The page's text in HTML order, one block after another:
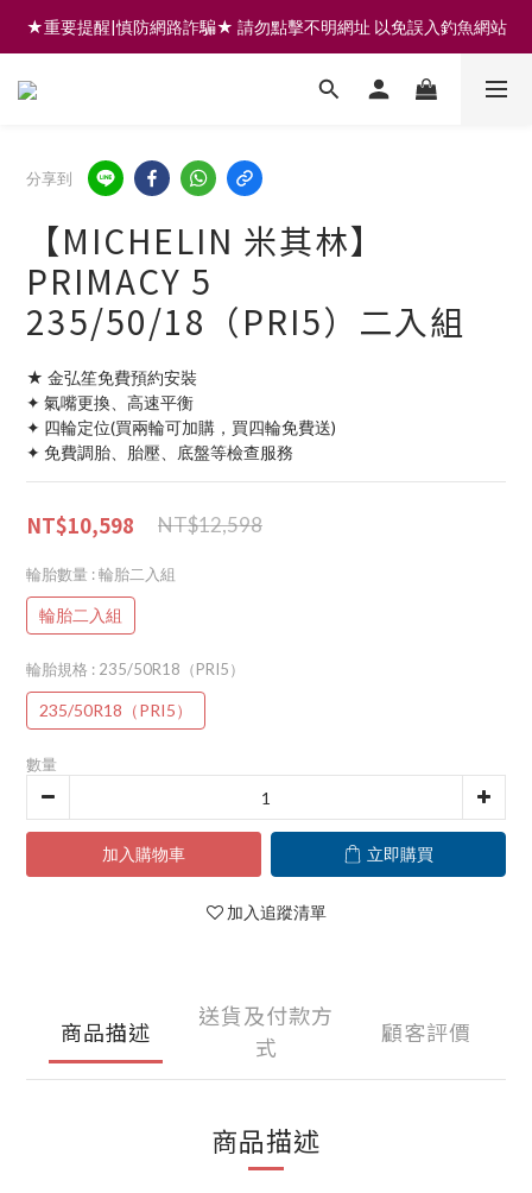
註冊會員享200元購物金 | 全館滿999免運 | 可門市取貨/安裝
★重要提醒|慎防網路詐騙★ 請勿點擊不明網址 以免誤入釣魚網站
註冊會員享200元購物金 | 全館滿999免運 | 可門市取貨/安裝
分享到
【MICHELIN 米其林】
PRIMACY 5
235/50/18（PRI5）二入組
★ 金弘笙免費預約安裝
✦ 氣嘴更換、高速平衡
✦ 四輪定位(買兩輪可加購，買四輪免費送)
✦ 免費調胎、胎壓、底盤等檢查服務
NT$12,598
NT$10,598
輪胎數量 : 輪胎二入組
輪胎二入組
輪胎規格 : 235/50R18（PRI5）
235/50R18（PRI5）
數量
加入購物車 立即購買
加入追蹤清單
商品描述
送貨及付款方
式
顧客評價
商品描述